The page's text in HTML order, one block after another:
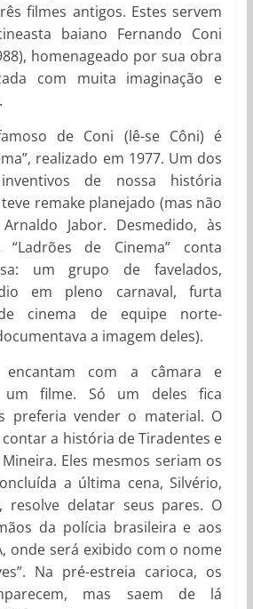
filmes antigos. Estes servem
baiano Fernando Coni
homenageado por sua obra
com muita imaginação e
de Coni (lê-se Côni) é
realizado em 1977. Um dos
de nossa história
remake planejado (mas não
Jabor. Desmedido, às
“Ladrões de Cinema” conta
um grupo de favelados,
em pleno carnaval, furta
cinema de equipe norte-
a imagem deles).
com a câmara e
um filme. Só um deles fica
preferia vender o material. O
a história de Tiradentes e
Eles mesmos seriam os
a última cena, Silvério,
resolve delatar seus pares. O
da polícia brasileira e aos
onde será exibido com o nome
Na pré-estreia carioca, os
mas saem de lá